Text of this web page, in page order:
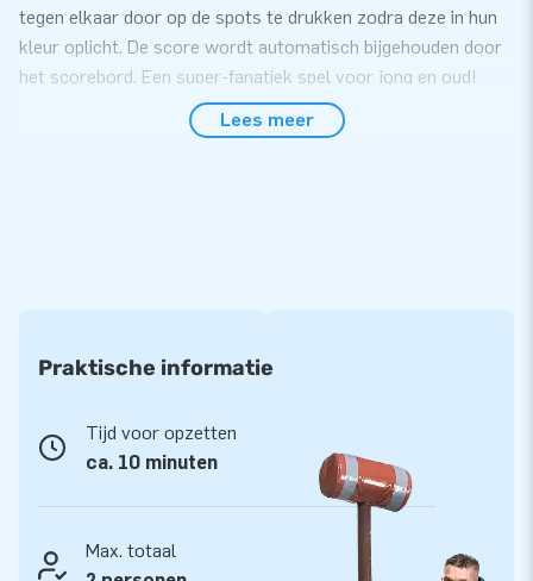
tegen elkaar door op de spots te drukken zodra deze in hun
kleur oplicht. De score wordt automatisch bijgehouden door
het scorebord. Een super-fanatiek spel voor jong en oud!
Compact en makkelijk te transporteren
Hoge kwaliteit en duurzaam
onze producten zijn op meerdere punten verstevigd en
meervoudig gestikt. Je kunt daardoor altijd vertrouwen op
duurzaam en eenvoudig schoon te houden materiaal. De
interactieve tafel krijg je geleverd met 1 jaar garantie.
Kortom, jij levert met dit product optimaal speelplezier!
Lees meer
Praktische informatie
Tijd voor opzetten
ca. 10 minuten
Max. totaal